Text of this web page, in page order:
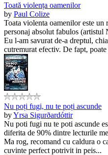
Toată violența oamenilor
by Paul Colize
Toata violenta oamenilor este un
personaj absolut fabulos
Eu l-am savurat de-a dreptul,
cutremurat efectiv. De fapt,
Nu poți fugi, nu te poți ascunde
byYrsa Sigurðardóttir
Nu poti fugi nu te poti ascunde
diferita de 90% dintre lecturile
Ma rog, recomand cu caldura o
cuvinte perfect potrivit in peis...